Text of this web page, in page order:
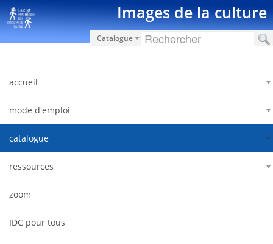
Saut au contenu Images de la culture
Catalogue
accueil
mode d'emploi
catalogue
ressources
zoom
IDC pour tous